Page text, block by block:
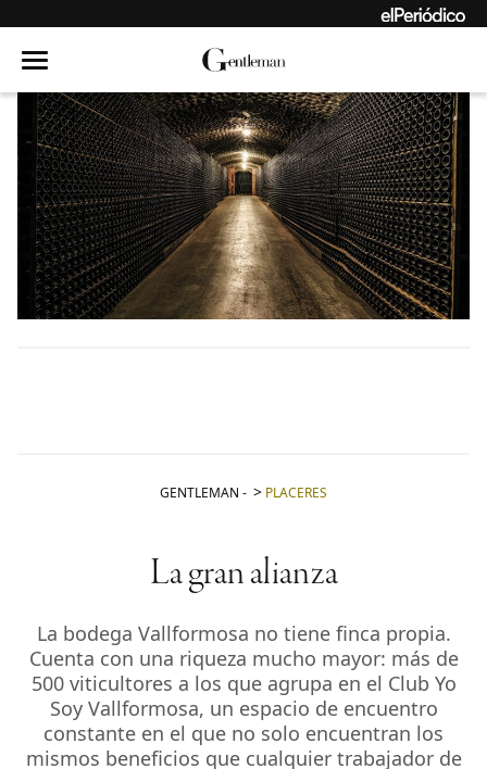
GENTLEMAN - PLACERES
La gran alianza
La bodega Vallformosa no tiene finca propia.
Cuenta con una riqueza mucho mayor: más de
500 viticultores a los que agrupa en el Club Yo
Soy Vallformosa, un espacio de encuentro
constante en el que no solo encuentran los
mismos beneficios que cualquier trabajador de